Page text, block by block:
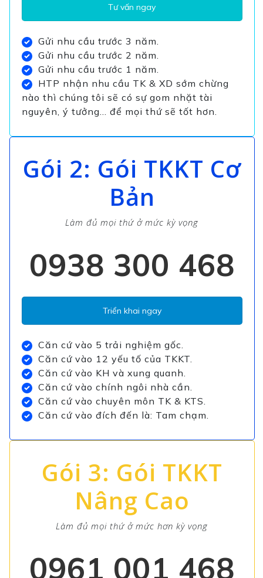
Tư vấn ngay
Gửi nhu cầu trước 3 năm.
Gửi nhu cầu trước 2 năm.
Gửi nhu cầu trước 1 năm.
HTP nhận nhu cầu TK & XD sớm chừng
nào thì chúng tôi sẽ có sự gom nhặt tài
nguyên, ý tưởng… để mọi thứ sẽ tốt hơn.
Gói 2: Gói TKKT Cơ
Bản
Làm đủ mọi thứ ở mức kỳ vọng
0938 300 468
Triển khai ngay
Căn cứ vào 5 trải nghiệm gốc.
Căn cứ vào 12 yếu tố của TKKT.
Căn cứ vào KH và xung quanh.
Căn cứ vào chính ngôi nhà cần.
Căn cứ vào chuyên môn TK & KTS.
Căn cứ vào đích đến là: Tam chạm.
Gói 3: Gói TKKT
Nâng Cao
Làm đủ mọi thứ ở mức hơn kỳ vọng
0961 001 468